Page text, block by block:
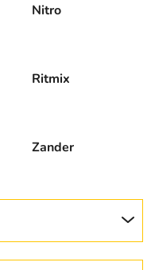
Nitro
Ritmix
Zander